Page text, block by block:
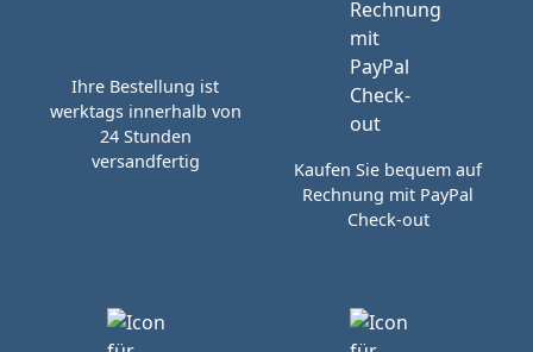
Ihre Bestellung ist
werktags innerhalb von
24 Stunden
versandfertig
Kaufen Sie bequem auf
Rechnung mit PayPal
Check-out